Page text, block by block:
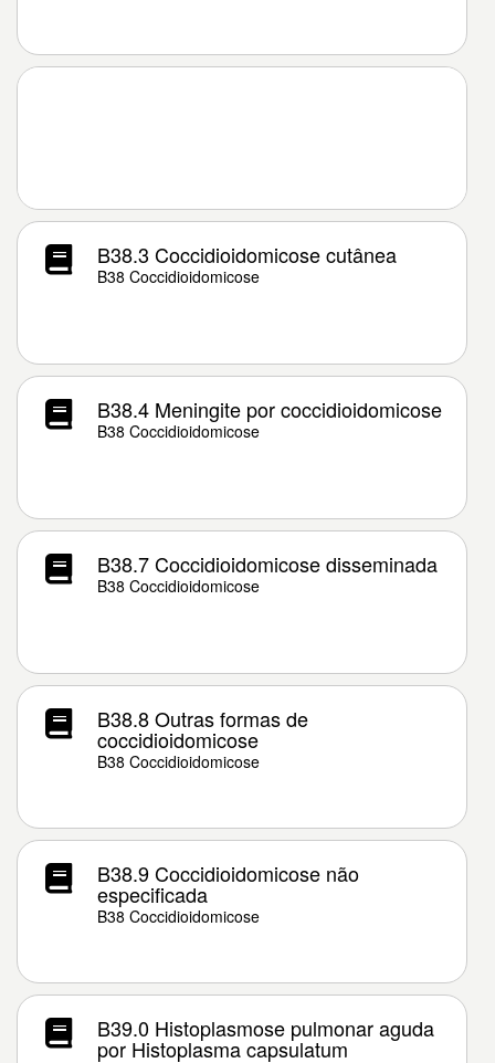
B38.3 Coccidioidomicose cutânea
B38 Coccidioidomicose
B38.4 Meningite por coccidioidomicose
B38 Coccidioidomicose
B38.7 Coccidioidomicose disseminada
B38 Coccidioidomicose
B38.8 Outras formas de
coccidioidomicose
B38 Coccidioidomicose
B38.9 Coccidioidomicose não
especificada
B38 Coccidioidomicose
B39.0 Histoplasmose pulmonar aguda
por Histoplasma capsulatum